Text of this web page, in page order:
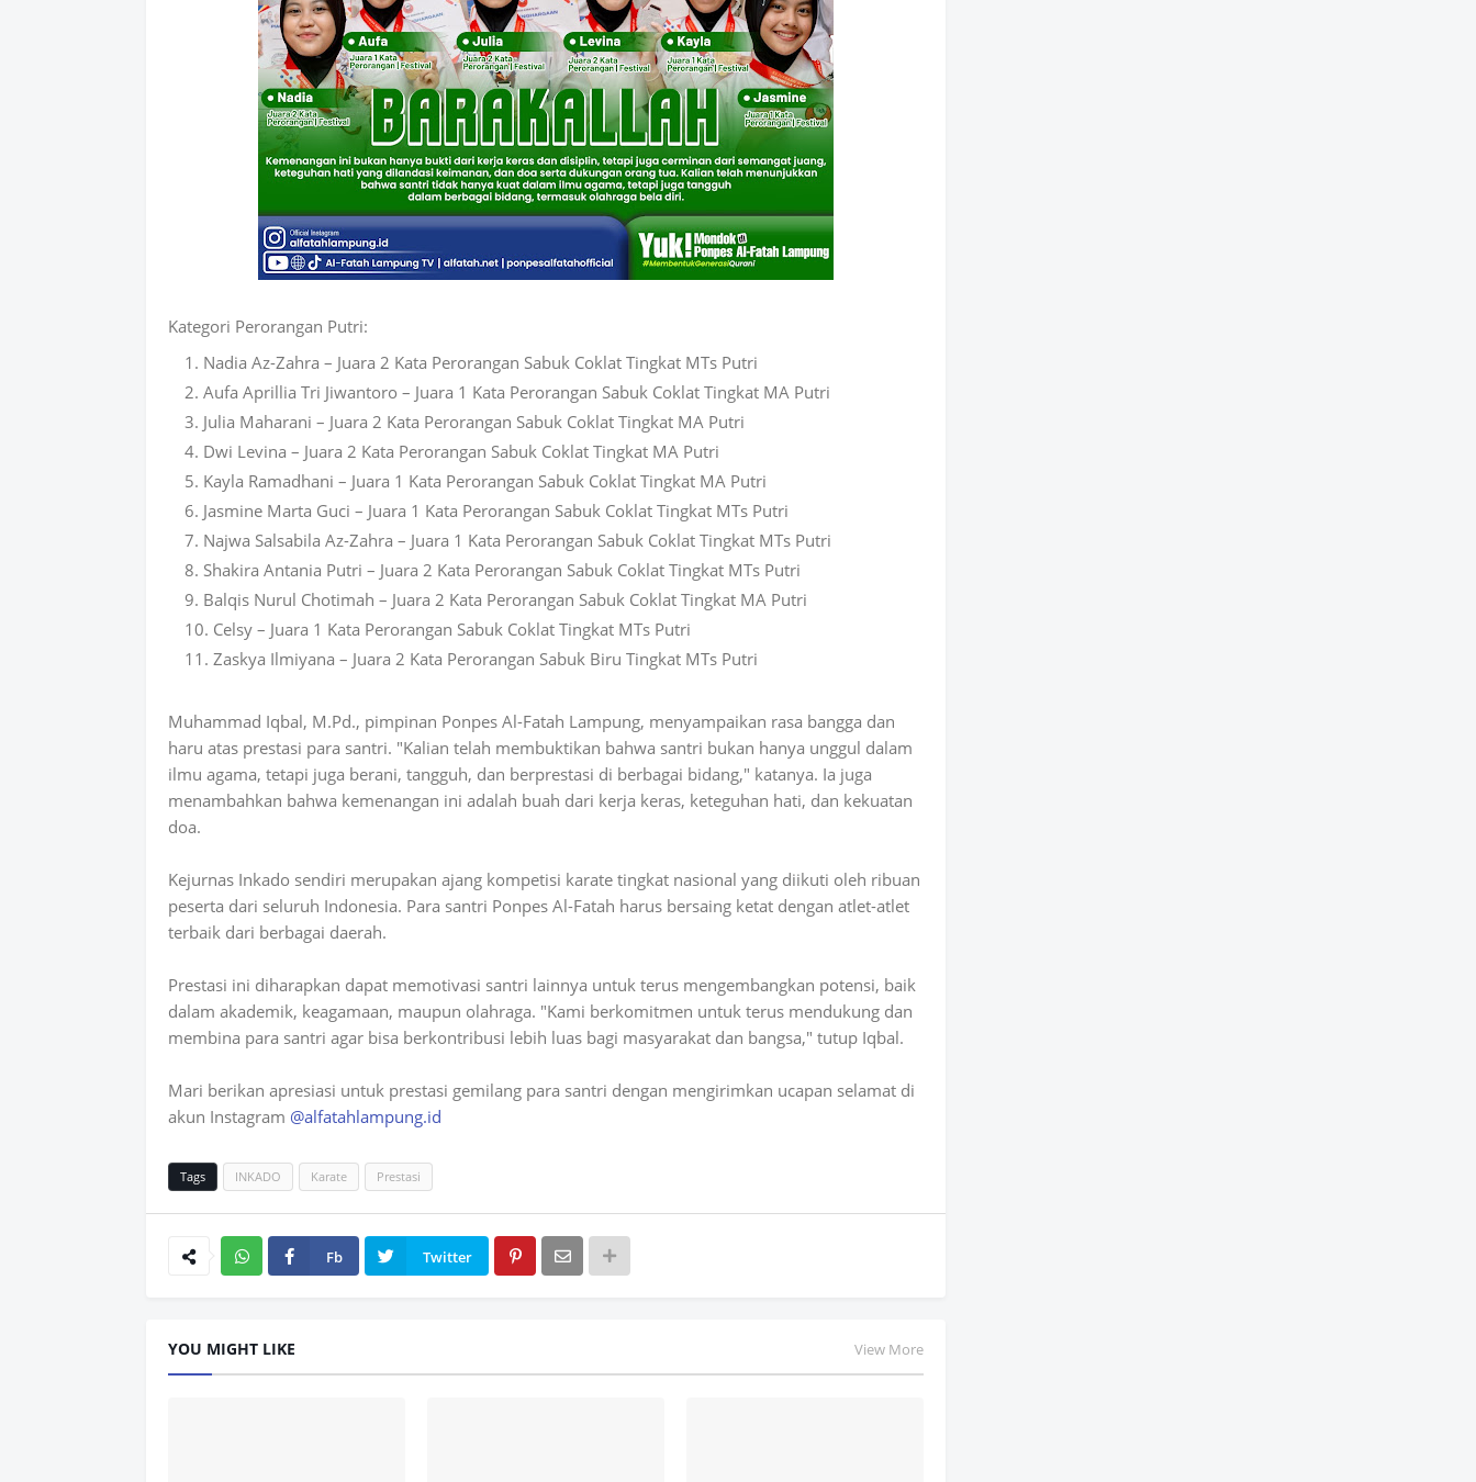
Kategori Perorangan Putri:
Nadia Az-Zahra – Juara 2 Kata Perorangan Sabuk Coklat Tingkat MTs Putri
Aufa Aprillia Tri Jiwantoro – Juara 1 Kata Perorangan Sabuk Coklat Tingkat MA Putri
Julia Maharani – Juara 2 Kata Perorangan Sabuk Coklat Tingkat MA Putri
Dwi Levina – Juara 2 Kata Perorangan Sabuk Coklat Tingkat MA Putri
Kayla Ramadhani – Juara 1 Kata Perorangan Sabuk Coklat Tingkat MA Putri
Jasmine Marta Guci – Juara 1 Kata Perorangan Sabuk Coklat Tingkat MTs Putri
Najwa Salsabila Az-Zahra – Juara 1 Kata Perorangan Sabuk Coklat Tingkat MTs Putri
Shakira Antania Putri – Juara 2 Kata Perorangan Sabuk Coklat Tingkat MTs Putri
Balqis Nurul Chotimah – Juara 2 Kata Perorangan Sabuk Coklat Tingkat MA Putri
Celsy – Juara 1 Kata Perorangan Sabuk Coklat Tingkat MTs Putri
Zaskya Ilmiyana – Juara 2 Kata Perorangan Sabuk Biru Tingkat MTs Putri
Muhammad Iqbal, M.Pd., pimpinan Ponpes Al-Fatah Lampung, menyampaikan rasa bangga dan
haru atas prestasi para santri. "Kalian telah membuktikan bahwa santri bukan hanya unggul dalam
ilmu agama, tetapi juga berani, tangguh, dan berprestasi di berbagai bidang," katanya. Ia juga
menambahkan bahwa kemenangan ini adalah buah dari kerja keras, keteguhan hati, dan kekuatan
doa.
Kejurnas Inkado sendiri merupakan ajang kompetisi karate tingkat nasional yang diikuti oleh ribuan
peserta dari seluruh Indonesia. Para santri Ponpes Al-Fatah harus bersaing ketat dengan atlet-atlet
terbaik dari berbagai daerah.
Prestasi ini diharapkan dapat memotivasi santri lainnya untuk terus mengembangkan potensi, baik
dalam akademik, keagamaan, maupun olahraga. "Kami berkomitmen untuk terus mendukung dan
membina para santri agar bisa berkontribusi lebih luas bagi masyarakat dan bangsa," tutup Iqbal.
Mari berikan apresiasi untuk prestasi gemilang para santri dengan mengirimkan ucapan selamat di
akun Instagram @alfatahlampung.id
Tags INKADO Karate Prestasi
p
Fb Twitter
YOU MIGHT LIKE View More